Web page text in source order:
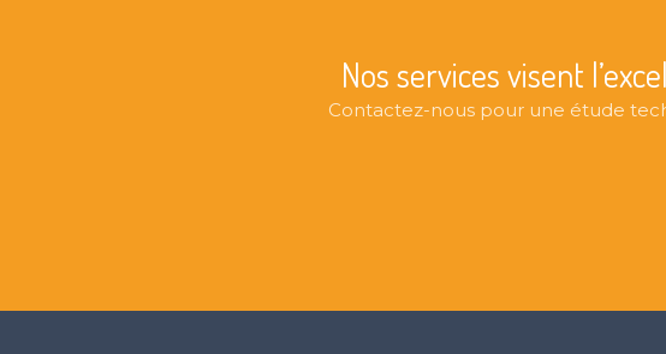
Nos services visent
Contactez-nous pour une étude